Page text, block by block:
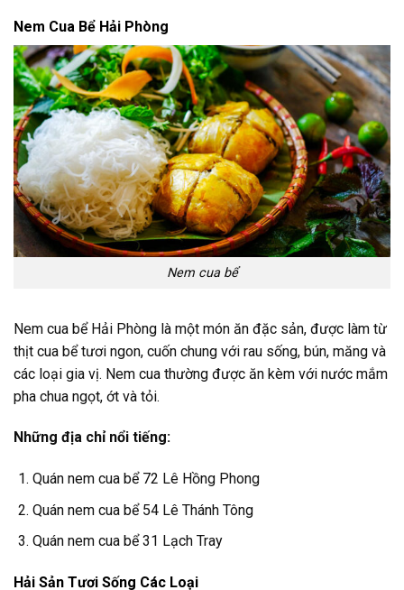
Nem Cua Bể Hải Phòng
Nem cua bể
Nem cua bể Hải Phòng là một món ăn đặc sản, được làm từ
thịt cua bể tươi ngon, cuốn chung với rau sống, bún, măng và
các loại gia vị. Nem cua thường được ăn kèm với nước mắm
pha chua ngọt, ớt và tỏi.
Những địa chỉ nổi tiếng:
Quán nem cua bể 72 Lê Hồng Phong
Quán nem cua bể 54 Lê Thánh Tông
Quán nem cua bể 31 Lạch Tray
Hải Sản Tươi Sống Các Loại